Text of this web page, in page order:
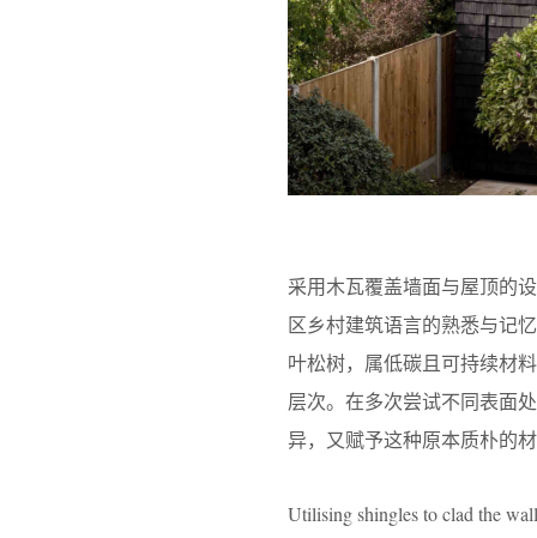
采用木瓦覆盖墙面与屋顶的
区乡村建筑语言的熟悉与记
叶松树，属低碳且可持续材
层次。在多次尝试不同表面
异，又赋予这种原本质朴的
Utilising shingles to clad the